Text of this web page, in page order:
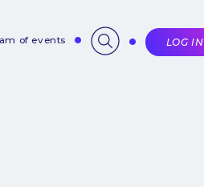
of events LOG IN